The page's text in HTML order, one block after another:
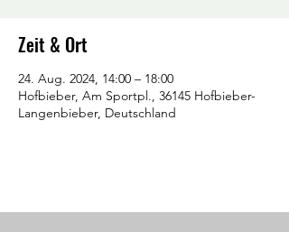
Zeit & Ort
24. Aug. 2024, 14:00 – 18:00
Hofbieber, Am Sportpl., 36145 Hofbieber-
Langenbieber, Deutschland